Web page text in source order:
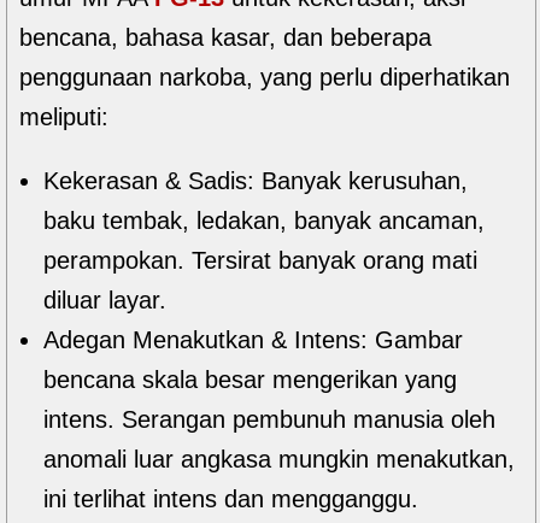
bencana, bahasa kasar, dan beberapa
penggunaan narkoba, yang perlu diperhatikan
meliputi:
Kekerasan & Sadis: Banyak kerusuhan,
baku tembak, ledakan, banyak ancaman,
perampokan. Tersirat banyak orang mati
diluar layar.
Adegan Menakutkan & Intens: Gambar
bencana skala besar mengerikan yang
intens. Serangan pembunuh manusia oleh
anomali luar angkasa mungkin menakutkan,
ini terlihat intens dan mengganggu.